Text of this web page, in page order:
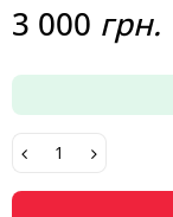
3 000 грн.